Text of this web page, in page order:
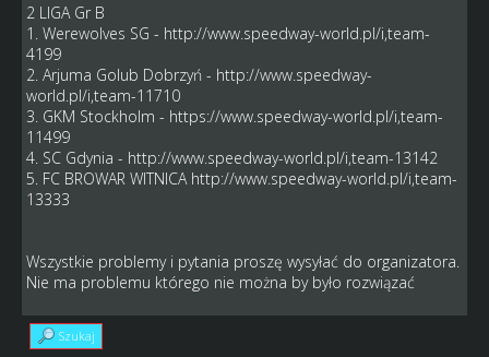
2 LIGA Gr B
1. Werewolves SG - http://www.speedway-world.pl/i,team-
4199
2. Arjuma Golub Dobrzyń - http://www.speedway-
world.pl/i,team-11710
3. GKM Stockholm - https://www.speedway-world.pl/i,team-
11499
4. SC Gdynia - http://www.speedway-world.pl/i,team-13142
5. FC BROWAR WITNICA http://www.speedway-world.pl/i,team-
13333
Wszystkie problemy i pytania proszę wysyłać do organizatora.
Nie ma problemu którego nie można by było rozwiązać
Szukaj